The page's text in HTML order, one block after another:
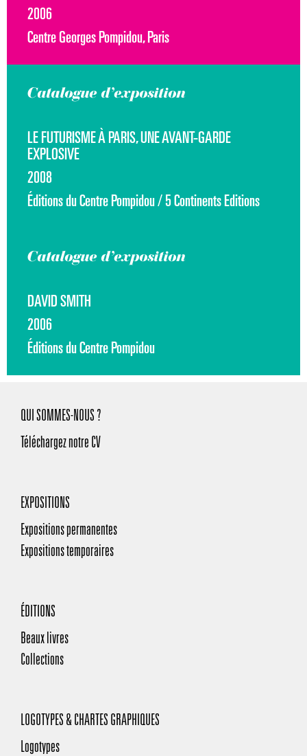
2006
Centre Georges Pompidou, Paris
Catalogue d’exposition
LE FUTURISME À PARIS, UNE AVANT-GARDE
EXPLOSIVE
2008
Éditions du Centre Pompidou / 5 Continents Editions
Catalogue d’exposition
DAVID SMITH
2006
Éditions du Centre Pompidou
QUI SOMMES-NOUS ?
Téléchargez notre CV
EXPOSITIONS
Expositions permanentes
Expositions temporaires
ÉDITIONS
Beaux livres
Collections
LOGOTYPES & CHARTES GRAPHIQUES
Logotypes